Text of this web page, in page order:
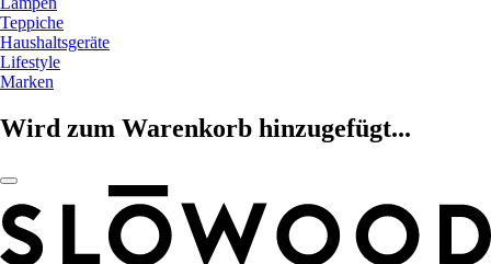
Teppiche
Haushaltsgeräte
Lifestyle
Marken
Wird zum Warenkorb hinzugefügt...